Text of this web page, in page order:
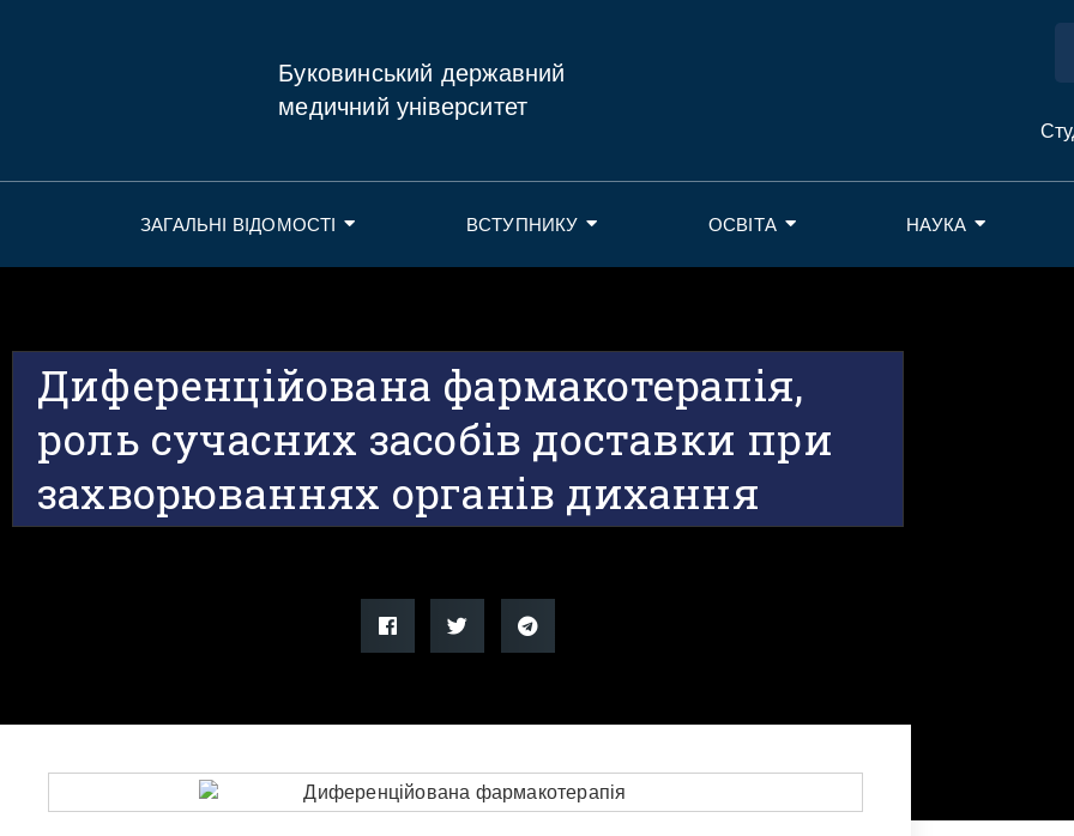
Буковинський державний
медичний університет
ЗАГАЛЬНІ ВІДОМОСТІ ВСТУПНИКУ ОСВІТА НАУКА
Диференційована фармакотерапія,
роль сучасних засобів доставки при
захворюваннях органів дихання